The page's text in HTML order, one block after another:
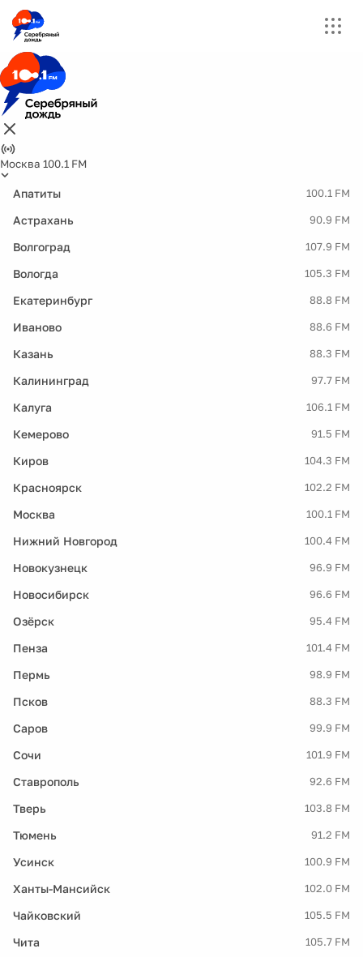
Москва 100.1 FM
Апатиты 100.1 FM
Астрахань 90.9 FM
Волгоград 107.9 FM
Вологда 105.3 FM
Екатеринбург 88.8 FM
Иваново 88.6 FM
Казань 88.3 FM
Калининград 97.7 FM
Калуга 106.1 FM
Кемерово 91.5 FM
Киров 104.3 FM
Красноярск 102.2 FM
Москва 100.1 FM
Нижний Новгород 100.4 FM
Новокузнецк 96.9 FM
Новосибирск 96.6 FM
Озёрск 95.4 FM
Пенза 101.4 FM
Пермь 98.9 FM
Псков 88.3 FM
Саров 99.9 FM
Сочи 101.9 FM
Ставрополь 92.6 FM
Тверь 103.8 FM
Тюмень 91.2 FM
Усинск 100.9 FM
Ханты-Мансийск 102.0 FM
Чайковский 105.5 FM
Чита 105.7 FM